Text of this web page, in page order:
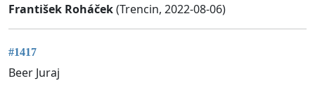
František Roháček(Trencin, 2022-08-06)
#1417
Beer Juraj